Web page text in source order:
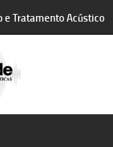
e Tratamento Acústico